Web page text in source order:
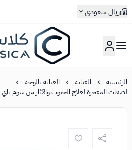
ريال سعودي
كلاسيكا
الرئيسية العناية
العناية بالوجه
لصقات المعجزة لعلاج الحبوب والآثار من سوم